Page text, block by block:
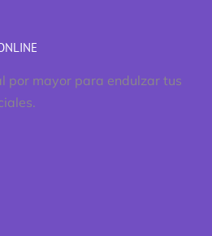
por mayor para endulzar tus